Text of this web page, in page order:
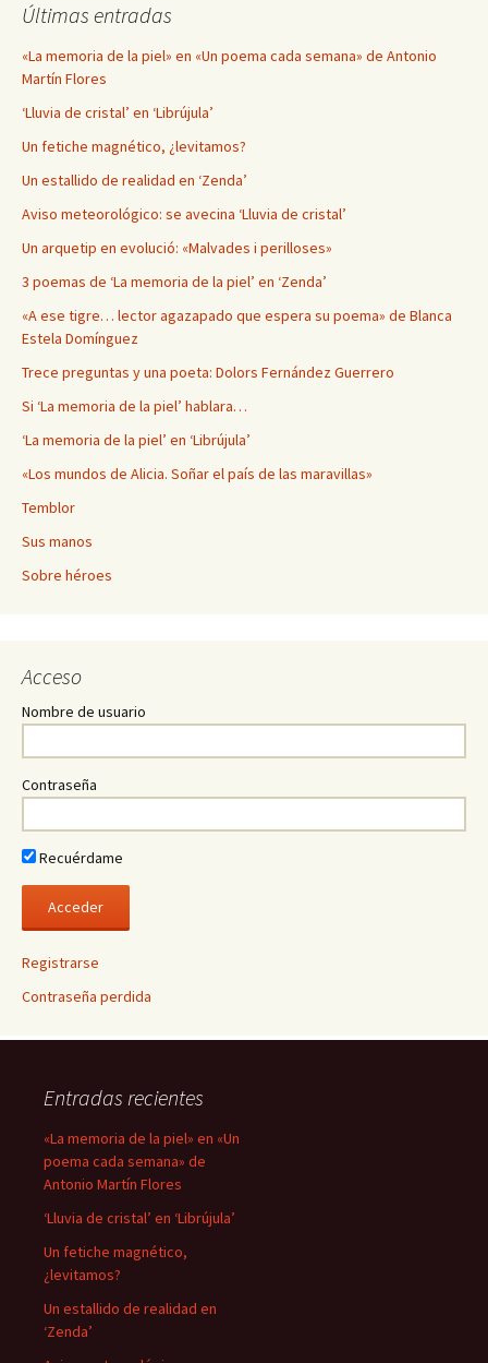
Últimas entradas
«La memoria de la piel» en «Un poema cada semana» de Antonio
Martín Flores
‘Lluvia de cristal’ en ‘Librújula’
Un fetiche magnético, ¿levitamos?
Un estallido de realidad en ‘Zenda’
Aviso meteorológico: se avecina ‘Lluvia de cristal’
Un arquetip en evolució: «Malvades i perilloses»
3 poemas de ‘La memoria de la piel’ en ‘Zenda’
«A ese tigre… lector agazapado que espera su poema» de Blanca
Estela Domínguez
Trece preguntas y una poeta: Dolors Fernández Guerrero
Si ‘La memoria de la piel’ hablara…
‘La memoria de la piel’ en ‘Librújula’
«Los mundos de Alicia. Soñar el país de las maravillas»
Temblor
Sus manos
Sobre héroes
Acceso
Nombre de usuario
Contraseña
Recuérdame
Registrarse
Contraseña perdida
Entradas recientes
«La memoria de la piel» en «Un
poema cada semana» de
Antonio Martín Flores
‘Lluvia de cristal’ en ‘Librújula’
Un fetiche magnético,
¿levitamos?
Un estallido de realidad en
‘Zenda’